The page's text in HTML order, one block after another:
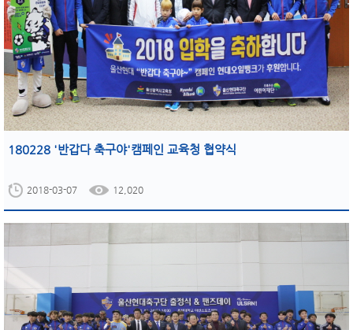
180228 '반갑다 축구야'캠페인 교육청 협약식
2018-03-07 12,020